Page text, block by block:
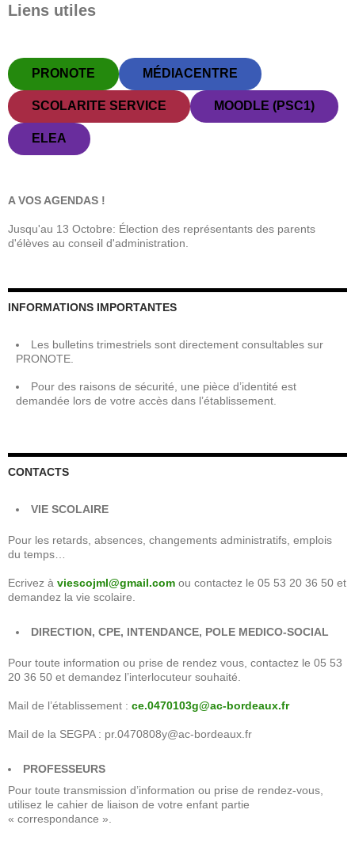
Liens utiles
PRONOTE MÉDIACENTRE
SCOLARITE SERVICE MOODLE (PSC1)
ELEA
A VOS AGENDAS !
Jusqu'au 13 Octobre: Élection des représentants des parents
d'élèves au conseil d'administration.
INFORMATIONS IMPORTANTES
Les bulletins trimestriels sont directement consultables sur
PRONOTE.
Pour des raisons de sécurité, une pièce d’identité est
demandée lors de votre accès dans l’établissement.
CONTACTS
VIE SCOLAIRE
Pour les retards, absences, changements administratifs, emplois
du temps…
Ecrivez à viescojml@gmail.com ou contactez le 05 53 20 36 50 et
demandez la vie scolaire.
DIRECTION, CPE, INTENDANCE, POLE MEDICO-SOCIAL
Pour toute information ou prise de rendez vous, contactez le 05 53
20 36 50 et demandez l’interlocuteur souhaité.
Mail de l’établissement : ce.0470103g@ac-bordeaux.fr
Mail de la SEGPA : pr.0470808y@ac-bordeaux.fr
PROFESSEURS
Pour toute transmission d’information ou prise de rendez-vous,
utilisez le cahier de liaison de votre enfant partie
« correspondance ».